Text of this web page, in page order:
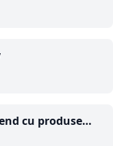
cu produse